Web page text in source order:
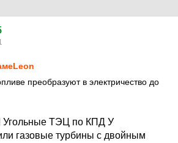
преобразуют в электричество до
Угольные ТЭЦ по КПД У
газовые турбины с двойным